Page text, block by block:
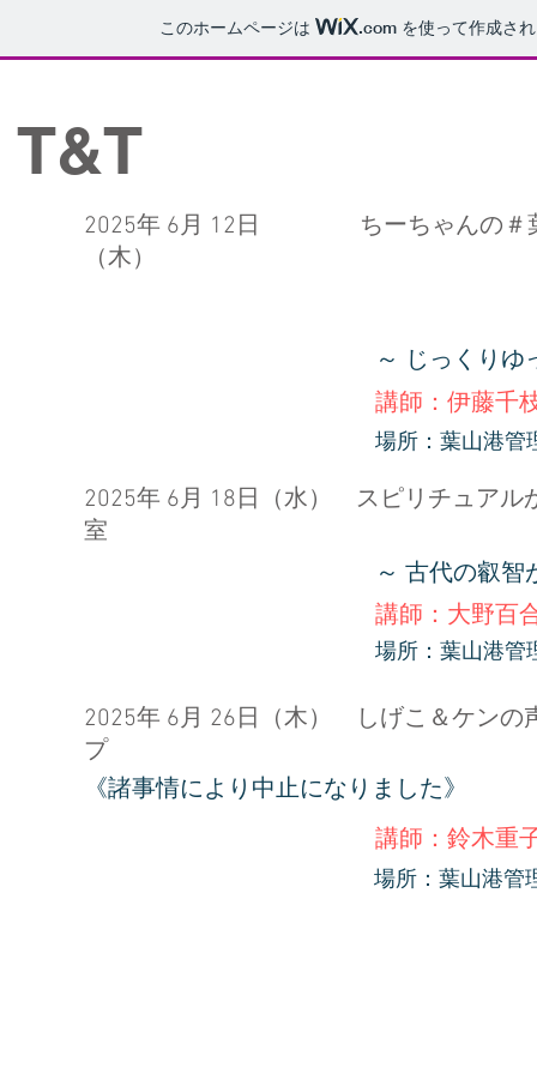
このホームページは .com を使って作成さ
T&T
2025年 6月 12日
（木）
ちーちゃんの＃
～ じっくりゆ
講師：伊藤千
場所：葉山港管
2025年 6月 18日（水） スピリチュアル
～ 古代の叡智
講師：大野百
場所：葉山港管
2025年 6月 26日（木） しげこ＆ケンの
《諸事情により中止になりました》
講師：鈴木重
場所：葉山港管